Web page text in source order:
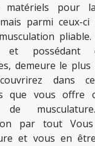
matériels pour
parmi ceux-ci
et possédant
demeure le plus
dans
que vous offre
de
par tout
et vous en